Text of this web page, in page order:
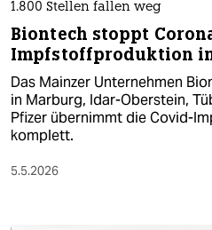
1.800 Stellen fallen weg
Biontech stoppt
Impfstoffproduktion
Das Mainzer Unternehmen
in Marburg, Idar-Oberstein,
Pfizer übernimmt die Covid-
komplett.
5.5.2026